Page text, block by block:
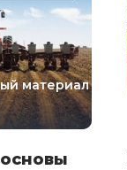
материал